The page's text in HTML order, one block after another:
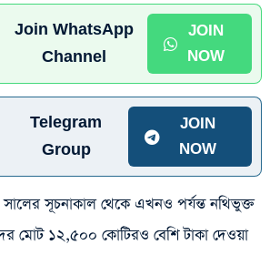
Join WhatsApp
Channel
JOIN
NOW
Telegram
Group
JOIN
NOW
সূচনাকাল থেকে এখনও পর্যন্ত নথিভুক্ত
মোট ১২,৫০০ কোটিরও বেশি টাকা দেওয়া